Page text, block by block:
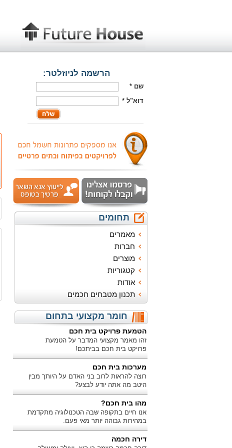
הרשמה לניוזלטר:
שם *
דוא"ל *
תחומים
מאמרים
חברות
מוצרים
קטגוריות
אודות
תכנון מטבחים חכמים
חומר מקצועי בתחום
הטמעת פרויקט בית חכם
זהו מאמר מקצועי המדבר על הטמעת
פרויקט בית חכם בביתכם!
מערכות בית חכם
רוצה להראות לרוב בני האדם על היותך מבין
היטב מה אתה יודע לבצע?
מהו בית חכם?
אנו חיים בתקופה שבה הטכנולוגיה מתקדמת
במהירות גבוהה יותר מאי פעם.
דירה חכמה